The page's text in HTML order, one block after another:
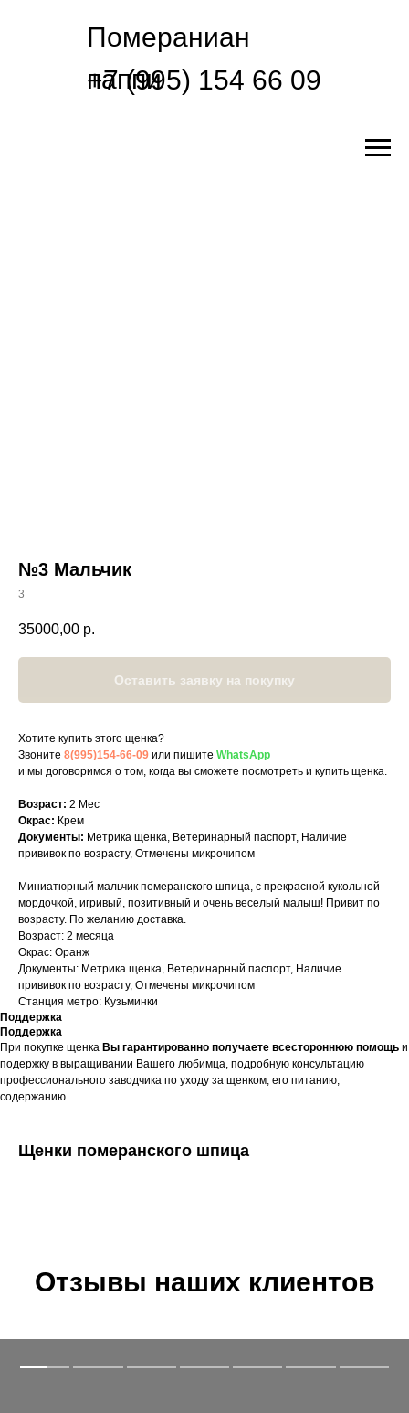
Помераниан
паппи
+7 (995) 154 66 09
№3 Мальчик
3
35000,00 р.
Оставить заявку на покупку
Хотите купить этого щенка?
Звоните 8(995)154-66-09 или пишите WhatsApp
и мы договоримся о том, когда вы сможете посмотреть и купить щенка.
Возраст: 2 Мес
Окрас: Крем
Документы: Метрика щенка, Ветеринарный паспорт, Наличие
прививок по возрасту, Отмечены микрочипом
Миниатюрный мальчик померанского шпица, с прекрасной кукольной
мордочкой, игривый, позитивный и очень веселый малыш! Привит по
возрасту. По желанию доставка.
Возраст: 2 месяца
Окрас: Оранж
Документы: Метрика щенка, Ветеринарный паспорт, Наличие
прививок по возрасту, Отмечены микрочипом
Станция метро: Кузьминки
Поддержка
Поддержка
При покупке щенка Вы гарантированно получаете всестороннюю помощь и
подержку в выращивании Вашего любимца, подробную консультацию
профессионального заводчика по уходу за щенком, его питанию,
содержанию.
Щенки померанского шпица
Отзывы наших клиентов